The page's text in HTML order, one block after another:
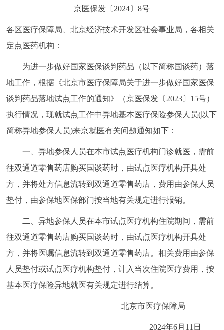
便民服务 利企服务 投资项目
政民互动
12345网上接诉即办 我要咨询 我要建议
走进北京
人文北京
绿色北京 图说北京 视频北京
ENGLISH 한국어 日本語
FRANÇAIS РУССКИЙ ЯЗЫК
京医保发〔2024〕8号
各区医疗保障局、北京经济技术开发区社会事业局，各相关
定点医药机构：
为进一步做好国家医保谈判药品（以下简称国谈药）落
地工作，根据《北京市医疗保障局关于进一步做好国家医保
谈判药品落地试点工作的通知》（京医保发〔2023〕15号）
执行情况，现就试点工作中异地基本医疗保险参保人员(以下
简称异地参保人员)来京就医有关问题通知如下：
一、异地参保人员在本市试点医疗机构门诊就医，需前
往双通道零售药店购买国谈药时，由试点医疗机构开具处
方，并将处方信息流转到双通道零售药店，费用由参保人员
垫付，由参保地医保部门按当地有关规定进行报销。
二、异地参保人员在本市试点医疗机构住院期间，需前
往双通道零售药店购买国谈药时，由试点医疗机构开具处
方，并将医嘱信息流转到双通道零售药店。相关费用由参保
人员垫付或试点医疗机构垫付，计入当次住院医疗费用，按
基本医疗保险异地就医有关规定进行结算。
北京市医疗保障局
2024年6月11日